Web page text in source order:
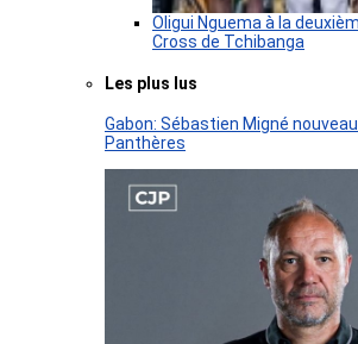
Oligui Nguema à la
Cross de Tchibanga
Les plus lus
Gabon: Sébastien Migné
Panthères